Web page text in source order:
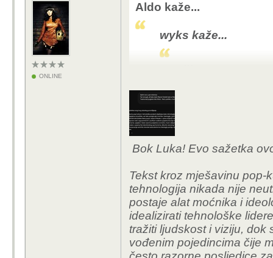
ONLINE
Aldo kaže...
wyks kaže...
pitao sam AI da mi
- bla, bla fašizam, pa
pa bla bla Aldo, pa
Ne znam tko te štiti
posta u kojem ne
Bok Luka! Evo sažetka
Tekst kroz mješavinu
tehnologija nikada nije
postaje alat moćnika i
idealizirati tehnološke
tražiti ljudskost i viziju, dok
vođenim pojedincima čije